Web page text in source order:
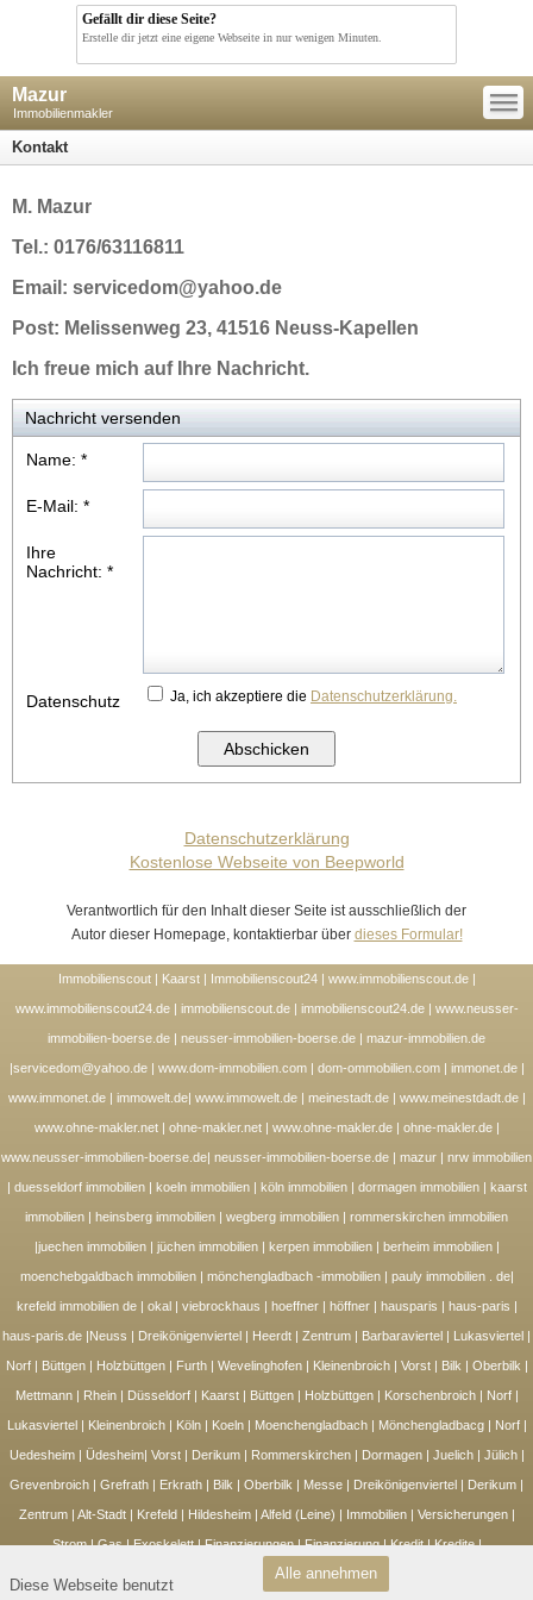
Gefällt dir diese Seite?
Erstelle dir jetzt eine eigene Webseite in nur wenigen Minuten.
Mazur
Immobilienmakler
—
—
—
Kontakt
M. Mazur
Tel.: 0176/63116811
Email: servicedom@yahoo.de
Post: Melissenweg 23, 41516 Neuss-Kapellen
Ich freue mich auf Ihre Nachricht.
Nachricht versenden
Name: *
E-Mail: *
Ihre
Nachricht: *
Datenschutz Ja, ich akzeptiere die Datenschutzerklärung.
Datenschutzerklärung
Kostenlose Webseite von Beepworld
Verantwortlich für den Inhalt dieser Seite ist ausschließlich der
Autor dieser Homepage, kontaktierbar über dieses Formular!
Immobilienscout | Kaarst | Immobilienscout24 | www.immobilienscout.de |
www.immobilienscout24.de | immobilienscout.de | immobilienscout24.de | www.neusser-
immobilien-boerse.de | neusser-immobilien-boerse.de | mazur-immobilien.de
|servicedom@yahoo.de | www.dom-immobilien.com | dom-ommobilien.com | immonet.de |
www.immonet.de | immowelt.de| www.immowelt.de | meinestadt.de | www.meinestdadt.de |
www.ohne-makler.net | ohne-makler.net | www.ohne-makler.de | ohne-makler.de |
www.neusser-immobilien-boerse.de| neusser-immobilien-boerse.de | mazur | nrw immobilien
| duesseldorf immobilien | koeln immobilien | köln immobilien | dormagen immobilien | kaarst
immobilien | heinsberg immobilien | wegberg immobilien | rommerskirchen immobilien
|juechen immobilien | jüchen immobilien | kerpen immobilien | berheim immobilien |
moenchebgaldbach immobilien | mönchengladbach -immobilien | pauly immobilien . de|
krefeld immobilien de | okal | viebrockhaus | hoeffner | höffner | hausparis | haus-paris |
haus-paris.de |Neuss | Dreikönigenviertel | Heerdt | Zentrum | Barbaraviertel | Lukasviertel |
Norf | Büttgen | Holzbüttgen | Furth | Wevelinghofen | Kleinenbroich | Vorst | Bilk | Oberbilk |
Mettmann | Rhein | Düsseldorf | Kaarst | Büttgen | Holzbüttgen | Korschenbroich | Norf |
Lukasviertel | Kleinenbroich | Köln | Koeln | Moenchengladbach | Mönchengladbacg | Norf |
Uedesheim | Üdesheim| Vorst | Derikum | Rommerskirchen | Dormagen | Juelich | Jülich |
Grevenbroich | Grefrath | Erkrath | Bilk | Oberbilk | Messe | Dreikönigenviertel | Derikum |
Zentrum | Alt-Stadt | Krefeld | Hildesheim | Alfeld (Leine) | Immobilien | Versicherungen |
Strom | Gas | Exoskelett | Finanzierungen | Finanzierung | Kredit | Kredite |
www.erstehilfekurs-duesseldorf.de | www.erstehilfekurs-neuss.de | www.erstehilfekurs-
Diese Webseite benutzt
Alle annehmen